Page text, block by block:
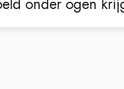
onder ogen